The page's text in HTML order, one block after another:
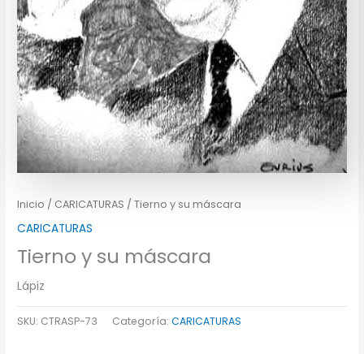
Inicio / CARICATURAS / Tierno y su máscara
CARICATURAS
Tierno y su máscara
Lápiz
SKU: CTRASP-73 Categoría:CARICATURAS